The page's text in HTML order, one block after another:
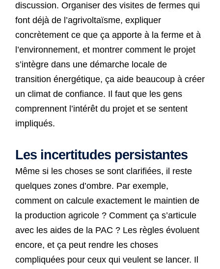
discussion. Organiser des visites de fermes qui
font déjà de l’agrivoltaïsme, expliquer
concrètement ce que ça apporte à la ferme et à
l’environnement, et montrer comment le projet
s’intègre dans une démarche locale de
transition énergétique, ça aide beaucoup à créer
un climat de confiance. Il faut que les gens
comprennent l’intérêt du projet et se sentent
impliqués.
Les incertitudes persistantes
Même si les choses se sont clarifiées, il reste
quelques zones d’ombre. Par exemple,
comment on calcule exactement le maintien de
la production agricole ? Comment ça s’articule
avec les aides de la PAC ? Les règles évoluent
encore, et ça peut rendre les choses
compliquées pour ceux qui veulent se lancer. Il